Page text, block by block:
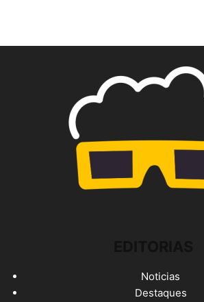
Noticias
Destaques